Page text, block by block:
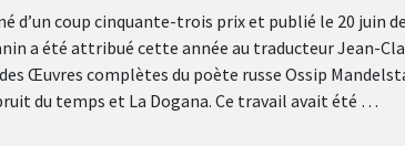
d’un coup cinquante-trois prix et publié le 20 juin
a été attribué cette année au traducteur Jean-
Œuvres complètes du poète russe Ossip
du temps et La Dogana. Ce travail avait été …